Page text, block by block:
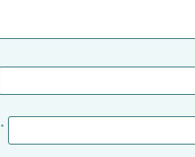
*